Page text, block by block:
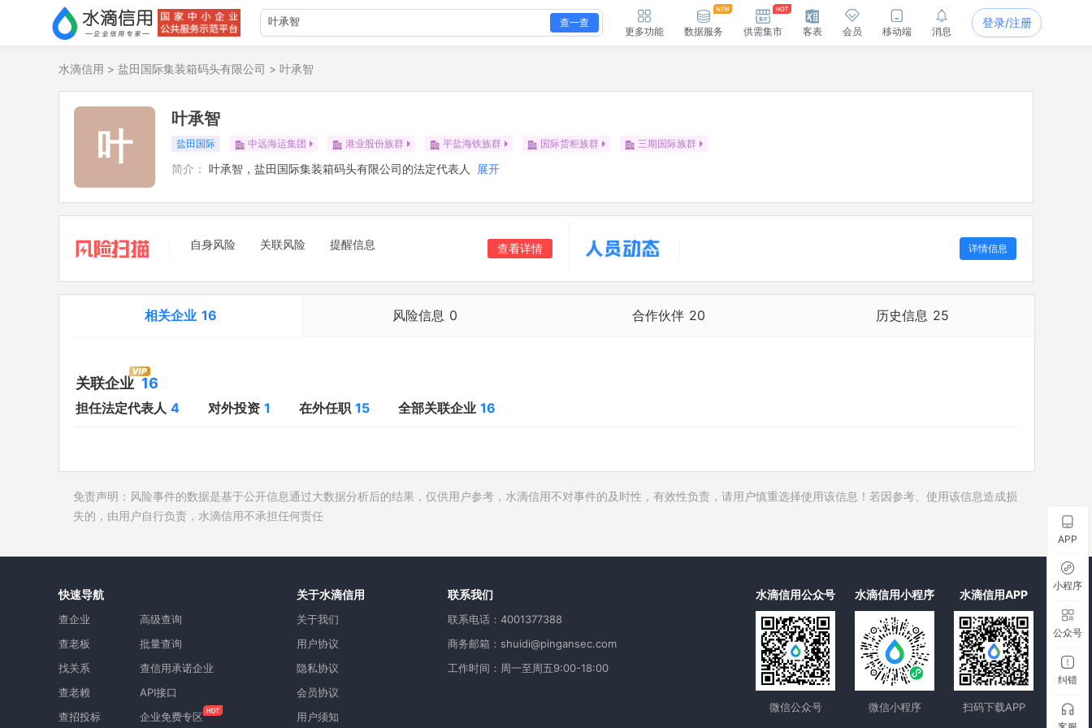
查一查
更多功能 数据服务 供需集市 客表 会员 移动端 消息
登录/注册
水滴信用 > 盐田国际集装箱码头有限公司 > 叶承智
叶
叶承智
盐田国际 中远海运集团 港业股份族群 平盐海铁族群 国际货柜族群 三期国际族群
简介： 叶承智，盐田国际集装箱码头有限公司的法定代表人 展开
自身风险 关联风险 提醒信息 查看详情 详情信息
相关企业 16
对外投资 1
在外任职 15
所属集团 5
风险信息 0
法院公告
失信被执行人
司法协助
合作伙伴 20 历史信息 25
历史被执行人
历史司法协助
关联企业 16
担任法定代表人 4 对外投资 1 在外任职 15 全部关联企业 16
免责声明：风险事件的数据是基于公开信息通过大数据分析后的结果，仅供用户参考，水滴信用不对事件的及时性，有效性负责，请用户慎重选择使用该信息！若因参考、使用该信息造成损
失的，由用户自行负责，水滴信用不承担任何责任
快速导航
查企业
查老板
找关系
查老赖
查招投标
高级查询
批量查询
查信用承诺企业
API接口
企业免费专区
关于水滴信用
关于我们
用户协议
隐私协议
会员协议
用户须知
联系我们
联系电话：4001377388
商务邮箱：shuidi@pingansec.com
工作时间：周一至周五9:00-18:00
水滴信用公众号
微信公众号
水滴信用小程序
微信小程序
水滴信用APP
扫码下载APP
APP
小程序
公众号
纠错